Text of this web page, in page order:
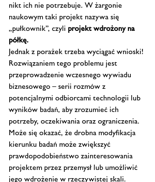
nikt ich nie potrzebuje. W żargonie
naukowym taki projekt nazywa się
„pułkownik”, czyli projekt wdrożony na
półkę.
Jednak z porażek trzeba wyciągać wnioski!
Rozwiązaniem tego problemu jest
przeprowadzenie wczesnego wywiadu
biznesowego – serii rozmów z
potencjalnymi odbiorcami technologii lub
wyników badań, aby zrozumieć ich
potrzeby, oczekiwania oraz ograniczenia.
Może się okazać, że drobna modyfikacja
kierunku badań może zwiększyć
prawdopodobieństwo zainteresowania
projektem przez przemysł lub umożliwić
jego wdrożenie w rzeczywistej skali.